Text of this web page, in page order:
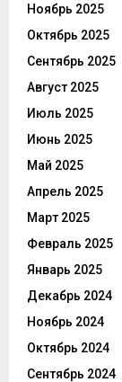
Ноябрь 2025
Октябрь 2025
Сентябрь 2025
Август 2025
Июль 2025
Июнь 2025
Май 2025
Апрель 2025
Март 2025
Февраль 2025
Январь 2025
Декабрь 2024
Ноябрь 2024
Октябрь 2024
Сентябрь 2024